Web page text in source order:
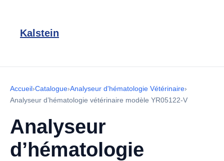
Kalstein
Accueil›Catalogue›Analyseur d'hématologie Vétérinaire›
Analyseur d’hématologie vétérinaire modèle YR05122-V
Analyseur
d’hématologie